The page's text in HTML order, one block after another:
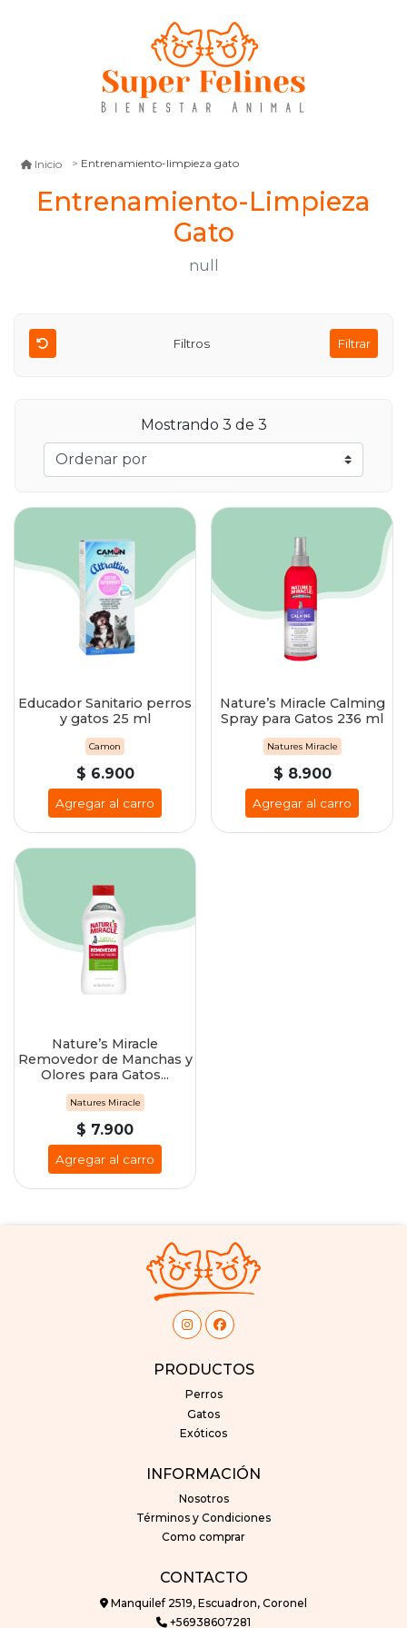
Inicio Entrenamiento-limpieza gato
Entrenamiento-Limpieza
Gato
null
Filtros Filtrar
Mostrando 3 de 3
Educador Sanitario perros
y gatos 25 ml
Camon
$ 6.900
Agregar al carro
Nature’s Miracle Calming
Spray para Gatos 236 ml
Natures Miracle
$ 8.900
Agregar al carro
Nature’s Miracle
Removedor de Manchas y
Olores para Gatos...
Natures Miracle
$ 7.900
Agregar al carro
PRODUCTOS
Perros
Gatos
Exóticos
INFORMACIÓN
Nosotros
Términos y Condiciones
Como comprar
CONTACTO
Manquilef 2519, Escuadron, Coronel
+56938607281